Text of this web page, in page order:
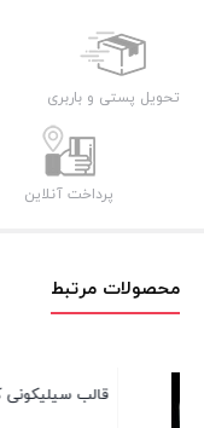
تحویل پستی و باربری
پرداخت آنلاین
محصولات مرتبط